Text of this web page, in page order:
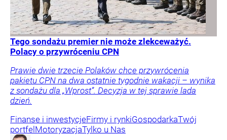
Tego sondażu premier nie może zlekceważyć.
Polacy o przywróceniu CPN
Prawie dwie trzecie Polaków chce przywrócenia
pakietu CPN na dwa ostatnie tygodnie wakacji – wynika
z sondażu dla „Wprost”. Decyzja w tej sprawie lada
dzień.
Finanse i inwestycjeFirmy i rynkiGospodarkaTwój
portfelMotoryzacjaTylko u Nas